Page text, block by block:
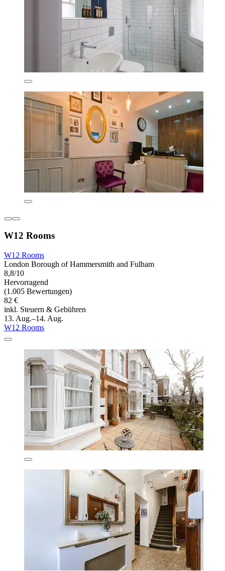
W12 Rooms
W12 Rooms
London Borough of Hammersmith and Fulham
8,8/10
Hervorragend
(1.005 Bewertungen)
82 €
inkl. Steuern & Gebühren
13. Aug.–14. Aug.
W12 Rooms